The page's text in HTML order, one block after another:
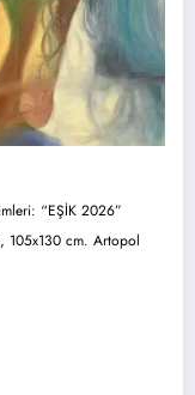
“EŞİK 2026”
105x130 cm. Artopol